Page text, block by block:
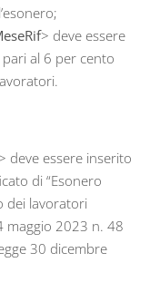
> deve essere
pari al 6 per cento
deve essere inserito
di “Esonero
dei lavoratori
maggio 2023 n. 48
30 dicembre